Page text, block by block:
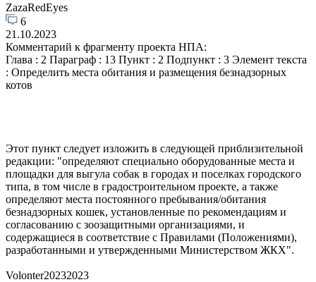
ZazaRedEyes
6
21.10.2023
Комментарий к фрагменту проекта НПА:
Глава : 2 Параграф : 13 Пункт : 2 Подпункт : 3 Элемент текста
: Определить места обитания и размещения безнадзорных
котов
Этот пункт следует изложить в следующей приблизительной
редакции: "определяют специально оборудованные места и
площадки для выгула собак в городах и поселках городского
типа, в том числе в градостроительном проекте, а также
определяют места постоянного пребывания/обитания
безнадзорных кошек, установленные по рекомендациям и
согласованию с зоозащитными организациями, и
содержащиеся в соответствие с Правилами (Положениями),
разработанными и утвержденными Министерством ЖКХ".
Volonter20232023